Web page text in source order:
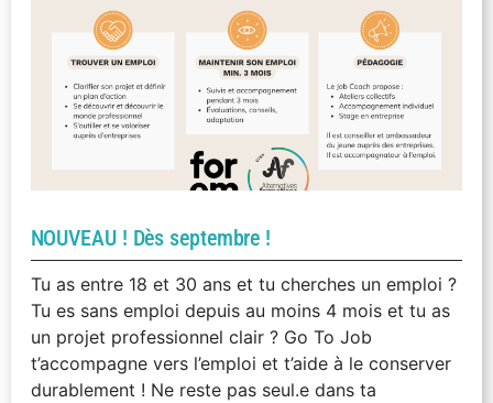
NOUVEAU ! Dès septembre !
Tu as entre 18 et 30 ans et tu cherches un emploi ?
Tu es sans emploi depuis au moins 4 mois et tu as
un projet professionnel clair ? Go To Job
t’accompagne vers l’emploi et t’aide à le conserver
durablement ! Ne reste pas seul.e dans ta